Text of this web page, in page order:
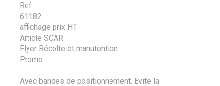
Ref
61182
affichage prix HT
Article SCAR
Flyer Récolte et manutention
Promo
Avec bandes de positionnement. Evite la